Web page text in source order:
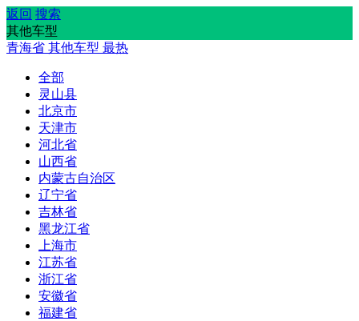
返回 搜索
其他车型
青海省 其他车型 最热
全部
灵山县
北京市
天津市
河北省
山西省
内蒙古自治区
辽宁省
吉林省
黑龙江省
上海市
江苏省
浙江省
安徽省
福建省